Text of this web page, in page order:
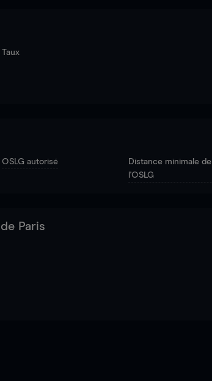
Taux
OSLG autorisé
Distance minimale de
l'OSLG
Paris